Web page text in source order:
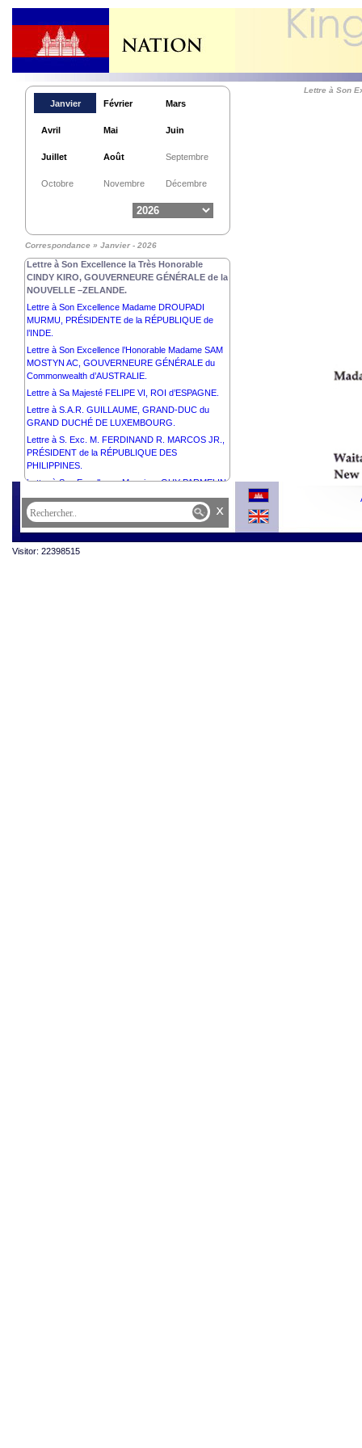
Janvier Février Mars
Avril Mai Juin
Juillet Août Septembre
Octobre Novembre Décembre
Correspondance » Janvier - 2026
Lettre à Son Excellence Monsieur ANURA KUMARA
DISANAYAKA, PRÉSIDENT de la RÉPUBLIQUE
DÉMOCRATIQUE SOCIALISTE de SRI LANKA.
Lettre à Son Excellence la Très Honorable
CINDY KIRO, GOUVERNEURE GÉNÉRALE de la
NOUVELLE –ZELANDE.
Lettre à Son Excellence Madame DROUPADI
MURMU, PRÉSIDENTE de la RÉPUBLIQUE de
l’INDE.
Lettre à Son Excellence l’Honorable Madame SAM
MOSTYN AC, GOUVERNEURE GÉNÉRALE du
Commonwealth d’AUSTRALIE.
Lettre à Sa Majesté FELIPE VI, ROI d’ESPAGNE.
Lettre à S.A.R. GUILLAUME, GRAND-DUC du
GRAND DUCHÉ DE LUXEMBOURG.
Lettre à S. Exc. M. FERDINAND R. MARCOS JR.,
PRÉSIDENT de la RÉPUBLIQUE DES
PHILIPPINES.
Lettre à Son Excellence Monsieur GUY PARMELIN,
Lettre à Son
x
Visitor: 22398515